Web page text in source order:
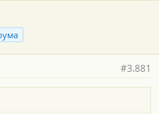
#3.881